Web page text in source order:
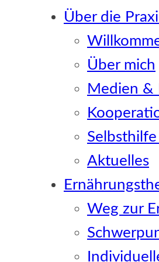
Über die
Über mich
Medien &
Aktuelles
Weg zur